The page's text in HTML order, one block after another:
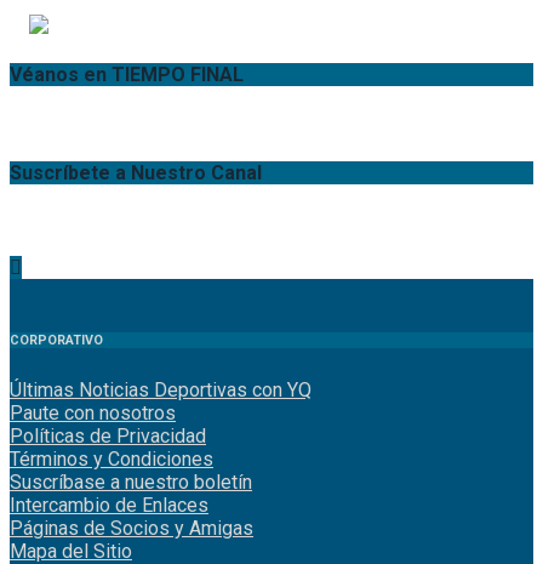
Véanos en TIEMPO FINAL
Suscríbete a Nuestro Canal
CORPORATIVO
Últimas Noticias Deportivas con YQ
Paute con nosotros
Políticas de Privacidad
Términos y Condiciones
Suscríbase a nuestro boletín
Intercambio de Enlaces
Páginas de Socios y Amigas
Mapa del Sitio